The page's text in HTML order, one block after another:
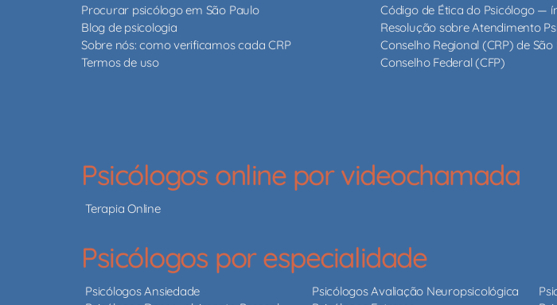
Procurar psicólogo em São Paulo
Blog de psicologia
Sobre nós: como verificamos cada CRP
Termos de uso
Código de Ética do Psicólogo —
Resolução sobre Atendimento
Conselho Regional (CRP) de São
Conselho Federal (CFP)
Psicólogos online por videochamada
Terapia Online
Psicólogos por especialidade
Psicólogos Ansiedade Psicólogos Avaliação Neuropsicológica